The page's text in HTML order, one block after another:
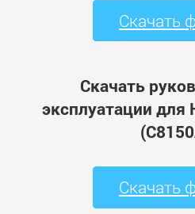
Скачать
Скачать
эксплуатации для
Скачать